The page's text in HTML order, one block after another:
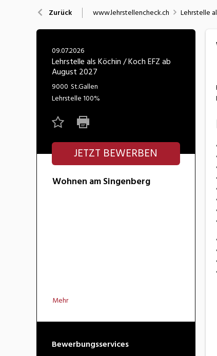
Nahrung
Wirtschaft/Verwaltung
Zurück www.lehrstellencheck.ch Lehrstelle
09.07.2026
Lehrstelle als Köchin / Koch EFZ ab
August 2027
9000 St.Gallen
Lehrstelle100%
JETZT BEWERBEN
Wohnen am Singenberg
Mehr
Bewerbungsservices